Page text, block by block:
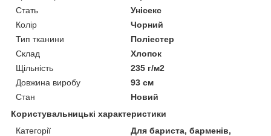
Стать
Унісекс
Колір
Чорний
Тип тканини
Поліестер
Склад
Хлопок
Щільність
235 г/м2
Довжина виробу
93 см
Стан
Новий
Користувальницькі характеристики
Категорії
Для бариста, барменів,